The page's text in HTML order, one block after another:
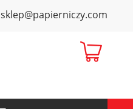
sklep@papierniczy.com